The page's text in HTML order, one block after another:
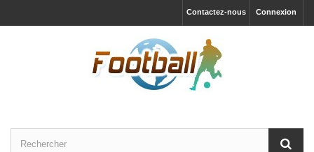
Connexion
Contactez-nous